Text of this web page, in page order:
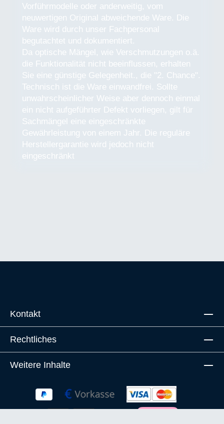
Vorführmodelle oder anderweitig, vom
neuwertigen Original abweichende Ware. Die
Ware wird durch unser Fachpersonal
begutachtet und dokumentiert.
Da optische Mängel, wie Verschmutzungen o.ä.
die Funktionalität nicht beeinflussen, erhalten
Sie eine günstige Gelegenheit., die "2. Chance".
Technisch ist die Ware einwandfrei. Sollte
unwahrscheinlicher Weise aber dennoch einmal
ein nicht aufgeführter Defekt vorliegen, gilt für
Sachmängel eine eingeschränkte
Gewährleistung von einem Jahr. Die reguläre
Herstellergarantie wird jedoch nicht
eingeschränkt
Kontakt
Rechtliches
Weitere Inhalte